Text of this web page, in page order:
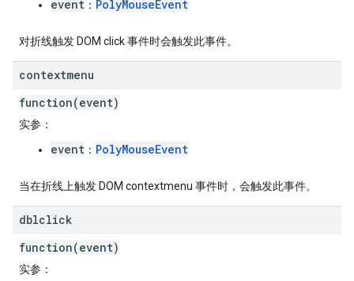
event ： PolyMouseEvent
对折线触发 DOM click 事件时会触发此事件。
contextmenu
function(event)
实参 ：
event ： PolyMouseEvent
当在折线上触发 DOM contextmenu 事件时，会触发此事件。
dblclick
function(event)
实参 ：